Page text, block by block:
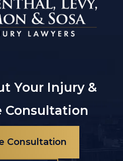
Your Injury &
Consultation
Consultation